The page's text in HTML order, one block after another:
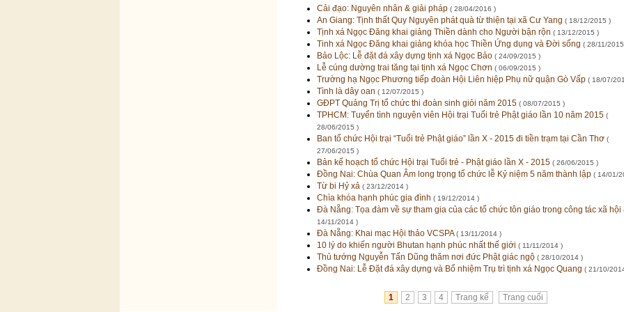
Cải đạo: Nguyên nhân & giải pháp ( 28/04/2016 )
An Giang: Tịnh thất Quy Nguyên phát quà từ thiện tại xã Cư Yang ( 18/12/2015 )
Tịnh xá Ngọc Đăng khai giảng Thiền dành cho Người bận rộn ( 13/12/2015 )
Tinh xá Ngọc Đăng khai giảng khóa học Thiền Ứng dụng và Đời sống ( 28/11/
Bảo Lộc: Lễ đặt đá xây dựng tịnh xá Ngọc Bảo ( 24/09/2015 )
Lễ cúng dường trai tăng tại tịnh xá Ngọc Chơn ( 06/09/2015 )
Trường hạ Ngọc Phương tiếp đoàn Hội Liên hiệp Phụ nữ quận Gò Vấp ( 18/07/
Tình là dây oan ( 12/07/2015 )
GĐPT Quảng Trị tổ chức thi đoàn sinh giỏi năm 2015 ( 08/07/2015 )
TPHCM: Tuyển tình nguyện viên Hội trại Tuổi trẻ Phật giáo lần 10 năm 2015 (
28/06/2015 )
Ban tổ chức Hội trại “Tuổi trẻ Phật giáo” lần X - 2015 đi tiền trạm tại Cần Thơ (
27/06/2015 )
Bản kế hoạch tổ chức Hội trại Tuổi trẻ - Phật giáo lần X - 2015 ( 26/06/2015 )
Đồng Nai: Chùa Quan Âm long trọng tổ chức lễ Kỷ niệm 5 năm thành lập ( 14/01/
Từ bi Hỷ xả ( 23/12/2014 )
Chìa khóa hạnh phúc gia đình ( 19/12/2014 )
Đà Nẵng: Tọa đàm về sự tham gia của các tổ chức tôn giáo trong công tác xã hội
14/11/2014 )
Đà Nẵng: Khai mạc Hội thảo VCSPA( 13/11/2014 )
10 lý do khiến người Bhutan hạnh phúc nhất thế giới ( 11/11/2014 )
Thủ tướng Nguyễn Tấn Dũng thăm nơi đức Phật giác ngộ ( 28/10/2014 )
Đồng Nai: Lễ Đặt đá xây dựng và Bổ nhiệm Trụ trì tịnh xá Ngọc Quang ( 21/10/
1 2 3 4 Trang kế Trang cuối